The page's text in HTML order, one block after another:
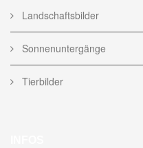
Landschaftsbilder
Sonnenuntergänge
Tierbilder